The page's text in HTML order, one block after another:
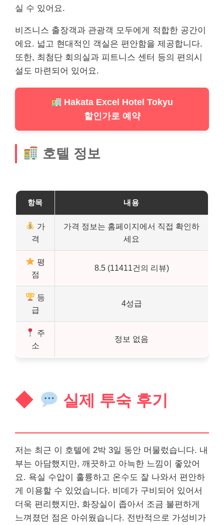
실 수 있어요.
비즈니스 출장객과 관광객 모두에게 적합한 공간이
에요. 넓고 현대적인 객실은 편안함을 제공합니다.
또한, 최첨단 회의실과 피트니스 센터 등의 편의시
설도 마련되어 있어요.
Hakata Excel Hotel Tokyu
할인가로 예약
호텔 정보
항목 내용
가
격
가격 정보는 홈페이지에서 직접 확인하
세요
평
점
8.5 (11411건의 리뷰)
등
급
4성급
주
소
정보 없음
실제 투숙 후기
저는 최근 이 호텔에 2박 3일 동안 머물렀습니다. 내
부는 아담했지만, 깨끗하고 아늑한 느낌이 좋았어
요. 욕실 수압이 훌륭하고 온수도 잘 나와서 편안하
게 이용할 수 있었습니다. 비데가 구비되어 있어서
더욱 편리했지만, 화장실이 좁아서 조금 불편하게
느껴졌던 점은 아쉬웠습니다. 전반적으로 가성비가